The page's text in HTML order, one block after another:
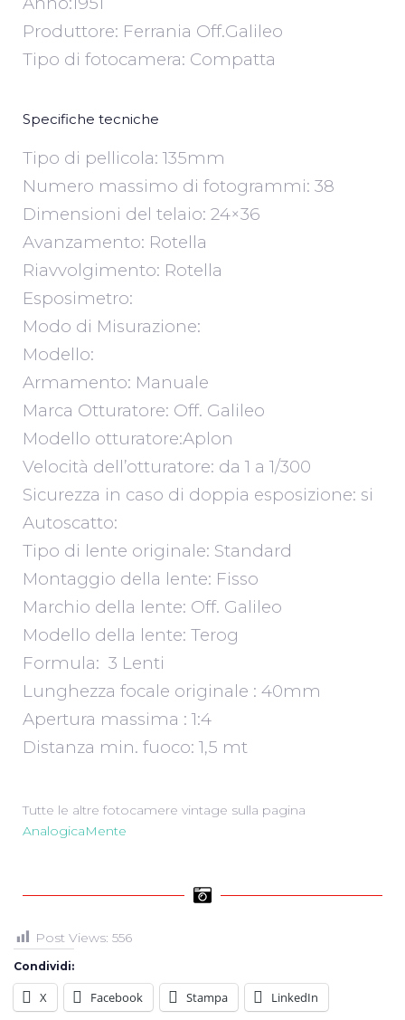
Produttore: Ferrania Off.Galileo
Tipo di fotocamera: Compatta
Specifiche tecniche
Tipo di pellicola: 135mm
Numero massimo di fotogrammi: 38
Dimensioni del telaio: 24×36
Avanzamento: Rotella
Riavvolgimento: Rotella
Esposimetro:
Modo di Misurazione:
Modello:
Armamento: Manuale
Marca Otturatore: Off. Galileo
Modello otturatore:Aplon
Velocità dell’otturatore: da 1 a 1/300
Sicurezza in caso di doppia esposizione: si
Autoscatto:
Tipo di lente originale: Standard
Montaggio della lente: Fisso
Marchio della lente: Off. Galileo
Modello della lente: Terog
Formula: 3 Lenti
Lunghezza focale originale : 40mm
Apertura massima : 1:4
Distanza min. fuoco: 1,5 mt
Tutte le altre fotocamere vintage sulla pagina
AnalogicaMente
Post Views: 556
Condividi:
X Facebook Stampa LinkedIn